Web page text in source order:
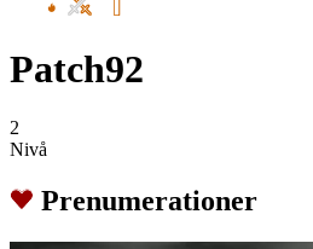
Patch92
2
Nivå
Prenumerationer